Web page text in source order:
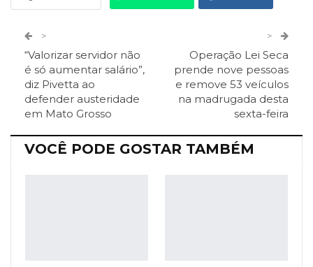
Telegram
Facebook Messenger Viber O email
>
“Valorizar servidor não
é só aumentar salário”,
diz Pivetta ao
defender austeridade
em Mato Grosso
>
Operação Lei Seca
prende nove pessoas
e remove 53 veículos
na madrugada desta
sexta-feira
VOCÊ PODE GOSTAR TAMBÉM